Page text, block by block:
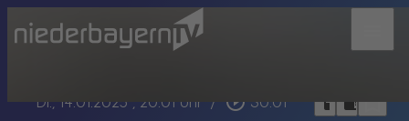
Di., 14.01.2025 , 20:01 Uhr / play_circle_outline 30:01 headphoneschrome_reader_modebookmark_border